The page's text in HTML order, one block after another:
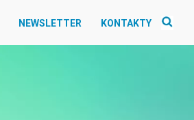
NEWSLETTER KONTAKTY